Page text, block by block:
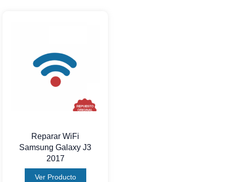
Reparar WiFi
Samsung Galaxy J3
2017
Ver Producto